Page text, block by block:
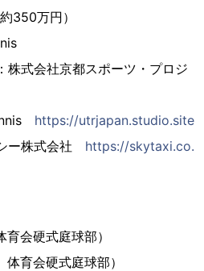
350万円）
社京都スポーツ・プロジ
https://utrjapan.studio.site
株式会社 https://skytaxi.co.
会硬式庭球部）
育会硬式庭球部）